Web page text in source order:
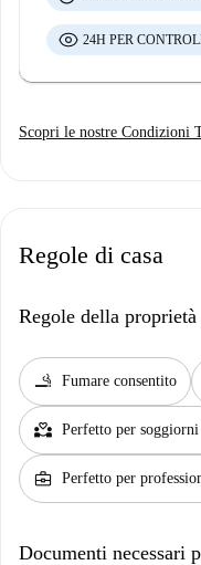
24H PER
Scopri le nostre Condizioni
Regole di casa
Regole della proprietà
smoking_rooms Fumare consentito
partner_heart Perfetto per
business_center Perfetto per
Documenti necessari